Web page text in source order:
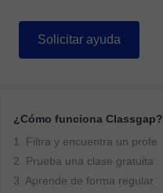
Solicitar ayuda
¿Cómo funciona Classgap?
1. Filtra y encuentra un profe
2. Prueba una clase gratuita
3. Aprende de forma regular